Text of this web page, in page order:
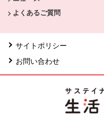
よくあるご質問
サイトポリシー
お問い合わせ